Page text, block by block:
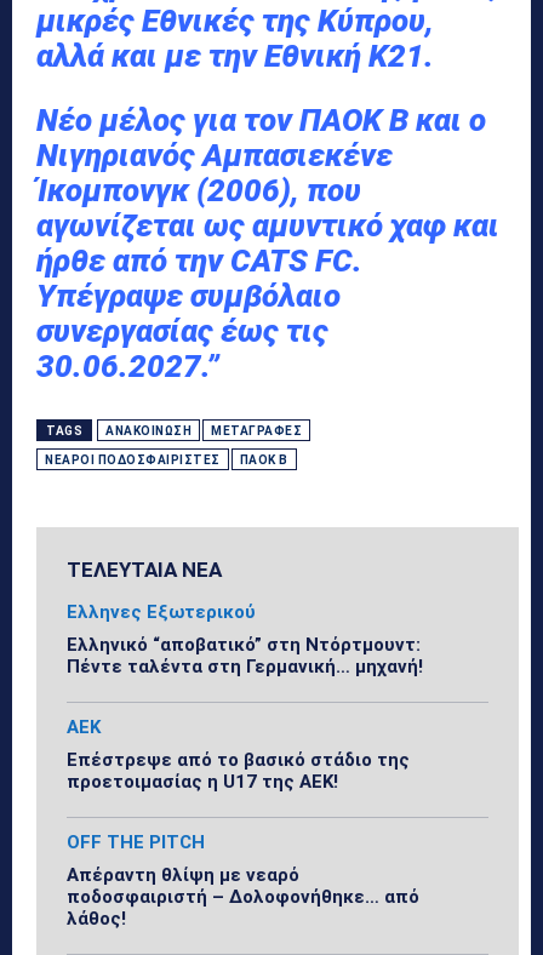
μικρές Εθνικές της Κύπρου,
αλλά και με την Εθνική Κ21.
Νέο μέλος για τον ΠΑΟΚ Β και ο
Νιγηριανός Αμπασιεκένε
Ίκομπονγκ (2006), που
αγωνίζεται ως αμυντικό χαφ και
ήρθε από την CATS FC.
Υπέγραψε συμβόλαιο
συνεργασίας έως τις
30.06.2027.”
TAGS ΑΝΑΚΟΊΝΩΣΗ ΜΕΤΑΓΡΑΦΈΣ
ΝΕΑΡΟΊ ΠΟΔΟΣΦΑΙΡΙΣΤΈΣ ΠΑΟΚ Β
ΤΕΛΕΥΤΑΙΑ ΝΕΑ
Ελληνες Εξωτερικού
Ελληνικό “αποβατικό” στη Ντόρτμουντ:
Πέντε ταλέντα στη Γερμανική… μηχανή!
ΑΕΚ
Επέστρεψε από το βασικό στάδιο της
προετοιμασίας η U17 της ΑΕΚ!
OFF THE PITCH
Απέραντη θλίψη με νεαρό
ποδοσφαιριστή – Δολοφονήθηκε… από
λάθος!